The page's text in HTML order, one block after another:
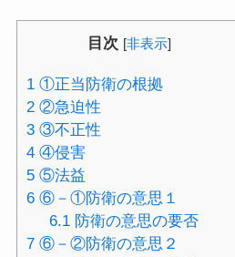
目次 [非表示]
1①正当防衛の根拠
2②急迫性
3③不正性
4④侵害
5⑤法益
6⑥－①防衛の意思１
6.1 防衛の意思の要否
7⑥－②防衛の意思２